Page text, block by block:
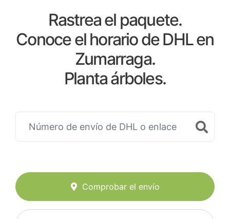
Rastrea el paquete.
Conoce el horario de DHL en
Zumarraga.
Planta árboles.
Comprobar el envío